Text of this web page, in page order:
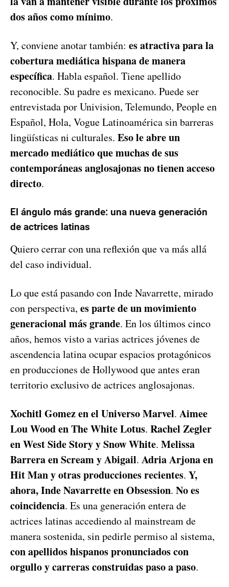
dos años como mínimo.
Y, conviene anotar también: es atractiva para la
cobertura mediática hispana de manera
específica. Habla español. Tiene apellido
reconocible. Su padre es mexicano. Puede ser
entrevistada por Univision, Telemundo, People en
Español, Hola, Vogue Latinoamérica sin barreras
lingüísticas ni culturales. Eso le abre un
mercado mediático que muchas de sus
contemporáneas anglosajonas no tienen acceso
directo.
El ángulo más grande: una nueva generación
de actrices latinas
Quiero cerrar con una reflexión que va más allá
del caso individual.
Lo que está pasando con Inde Navarrette, mirado
con perspectiva, es parte de un movimiento
generacional más grande. En los últimos cinco
años, hemos visto a varias actrices jóvenes de
ascendencia latina ocupar espacios protagónicos
en producciones de Hollywood que antes eran
territorio exclusivo de actrices anglosajonas.
Xochitl Gomez en el Universo Marvel. Aimee
Lou Wood en The White Lotus. Rachel Zegler
en West Side Story y Snow White. Melissa
Barrera en Scream y Abigail. Adria Arjona en
Hit Man y otras producciones recientes. Y,
ahora, Inde Navarrette en Obsession. No es
coincidencia. Es una generación entera de
actrices latinas accediendo al mainstream de
manera sostenida, sin pedirle permiso al sistema,
con apellidos hispanos pronunciados con
orgullo y carreras construidas paso a paso.